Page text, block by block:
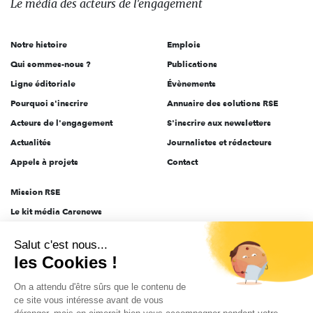
l'engagement
Le média des acteurs de l'engagement
Notre histoire
Qui sommes-nous ?
Ligne éditoriale
Pourquoi s'inscrire
Acteurs de l'engagement
Actualités
Appels à projets
Emplois
Publications
Évènements
Annuaire des solutions RSE
S'inscrire aux newsletters
Journalistes et rédacteurs
Contact
Mission RSE
Le kit média Carenews
AEF info
Novethic
PRODURABLE
Inclusiv Day
Salut c'est nous...
les Cookies !
On a attendu d'être sûrs que le contenu de
ce site vous intéresse avant de vous